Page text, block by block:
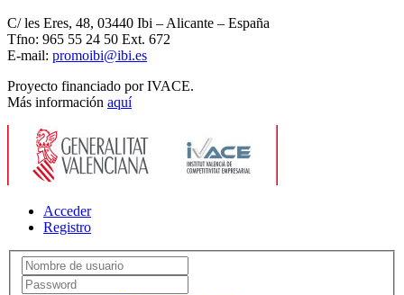
C/ les Eres, 48, 03440 Ibi – Alicante – España
Tfno: 965 55 24 50 Ext. 672
E-mail: promoibi@ibi.es
Proyecto financiado por IVACE.
Más información aquí
Acceder
Registro